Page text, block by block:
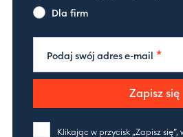
Dla firm
Podaj swój adres e-mail *
Zapisz się
Klikając w przycisk „Zapisz